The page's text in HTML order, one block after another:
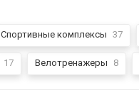
Спортивные комплексы 37
17 Велотренажеры 8